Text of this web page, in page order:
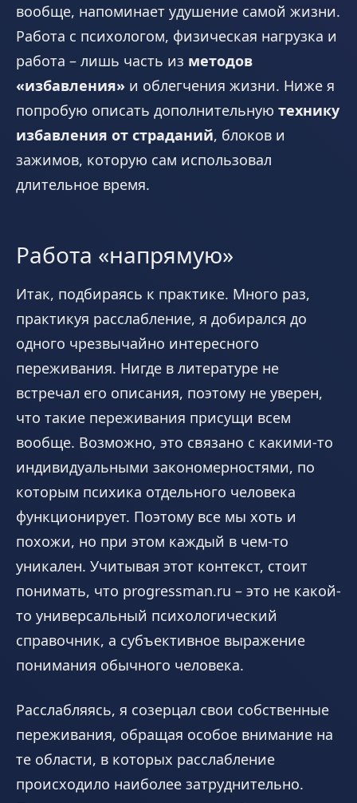
вообще, напоминает удушение самой жизни.
Работа с психологом, физическая нагрузка и
работа – лишь часть из методов
«избавления» и облегчения жизни. Ниже я
попробую описать дополнительную технику
избавления от страданий, блоков и
зажимов, которую сам использовал
длительное время.
Работа «напрямую»
Итак, подбираясь к практике. Много раз,
практикуя расслабление, я добирался до
одного чрезвычайно интересного
переживания. Нигде в литературе не
встречал его описания, поэтому не уверен,
что такие переживания присущи всем
вообще. Возможно, это связано с какими-то
индивидуальными закономерностями, по
которым психика отдельного человека
функционирует. Поэтому все мы хоть и
похожи, но при этом каждый в чем-то
уникален. Учитывая этот контекст, стоит
понимать, что progressman.ru – это не какой-
то универсальный психологический
справочник, а субъективное выражение
понимания обычного человека.
Расслабляясь, я созерцал свои собственные
переживания, обращая особое внимание на
те области, в которых расслабление
происходило наиболее затруднительно.